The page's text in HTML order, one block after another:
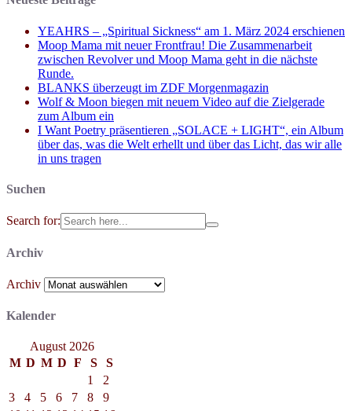
YEAHRS – „Spiritual Sickness“ am 1. März 2024 erschienen
Moop Mama mit neuer Frontfrau! Die Zusammenarbeit
zwischen Revolver und Moop Mama geht in die nächste
Runde.
BLANKS überzeugt im ZDF Morgenmagazin
Wolf & Moon biegen mit neuem Video auf die Zielgerade
zum Album ein
I Want Poetry präsentieren „SOLACE + LIGHT“, ein Album
über das, was die Welt erhellt und über das Licht, das wir alle
in uns tragen
Suchen
Search for:
Archiv
Archiv
Kalender
August 2026
M D M D F S
S
1
2
3
4 5 6 7 8
9